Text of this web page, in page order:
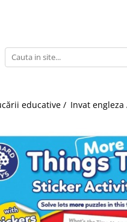
educative / Invat engleza